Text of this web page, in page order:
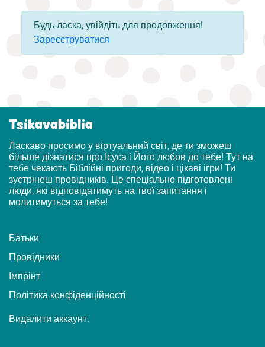
Будь-ласка, увійдіть для продовження!
Зареєструватися
Tsikavabiblia
Ласкаво просимо у віртуальний світ, де ти зможеш
більше дізнатися про Ісуса і Його любов до тебе! Тут на
тебе чекають Біблійні пригоди, відео і цікаві ігри! Ти
зустрінеш провідників. Це спеціально підготовлені
люди, які відповідатимуть на твої запитання і
молитимуться за тебе!
Батьки
Провідники
Імпрінт
Політика конфіденційності
Видалити аккаунт.